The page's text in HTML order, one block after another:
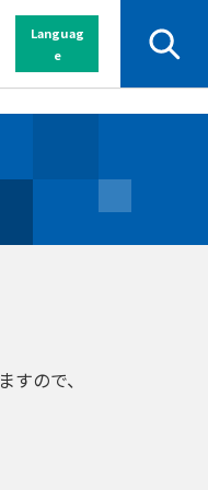
Languag
e
業界から探す
ので、